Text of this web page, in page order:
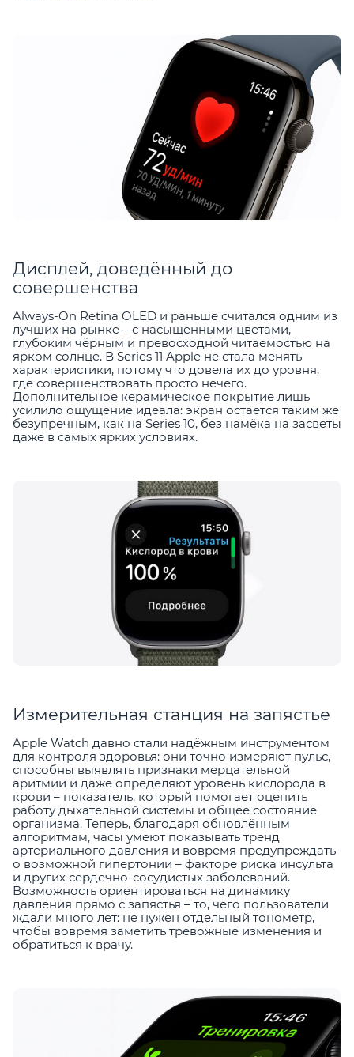
Дисплей, доведённый до
совершенства
Always-On Retina OLED и раньше считался одним из
лучших на рынке – с насыщенными цветами,
глубоким чёрным и превосходной читаемостью на
ярком солнце. В Series 11 Apple не стала менять
характеристики, потому что довела их до уровня,
где совершенствовать просто нечего.
Дополнительное керамическое покрытие лишь
усилило ощущение идеала: экран остаётся таким же
безупречным, как на Series 10, без намёка на засветы
даже в самых ярких условиях.
Измерительная станция на запястье
Apple Watch давно стали надёжным инструментом
для контроля здоровья: они точно измеряют пульс,
способны выявлять признаки мерцательной
аритмии и даже определяют уровень кислорода в
крови – показатель, который помогает оценить
работу дыхательной системы и общее состояние
организма. Теперь, благодаря обновлённым
алгоритмам, часы умеют показывать тренд
артериального давления и вовремя предупреждать
о возможной гипертонии – факторе риска инсульта
и других сердечно-сосудистых заболеваний.
Возможность ориентироваться на динамику
давления прямо с запястья – то, чего пользователи
ждали много лет: не нужен отдельный тонометр,
чтобы вовремя заметить тревожные изменения и
обратиться к врачу.